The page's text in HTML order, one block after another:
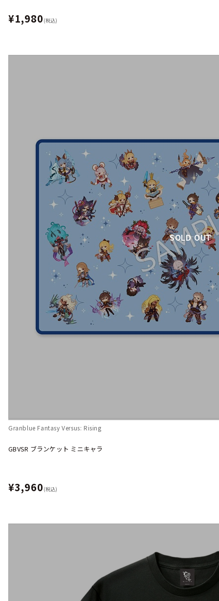
¥1,980 (税込)
SOLD OUT
Granblue Fantasy Versus: Rising
GBVSR ブランケット ミニキャラ
¥3,960 (税込)